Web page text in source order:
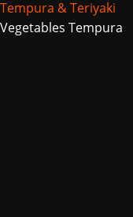
Tempura & Teriyaki
Vegetables Tempura